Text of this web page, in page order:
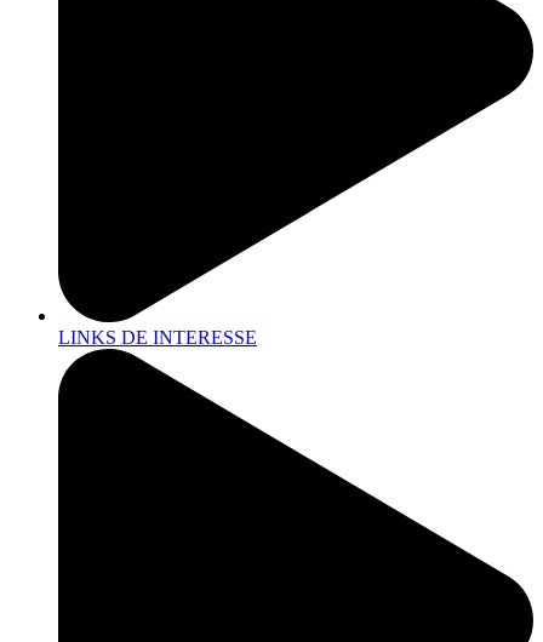
LINKS DE INTERESSE